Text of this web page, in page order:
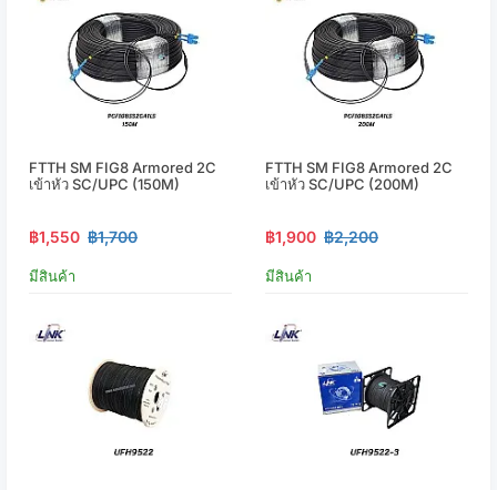
FTTH SM FIG8 Armored 2C
เข้าหัว SC/UPC (150M)
฿1,550 ฿1,700
มีสินค้า
FTTH SM FIG8 Armored 2C
เข้าหัว SC/UPC (200M)
฿1,900 ฿2,200
มีสินค้า